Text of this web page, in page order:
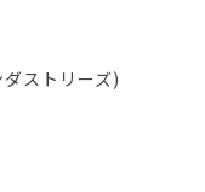
トリーズ)